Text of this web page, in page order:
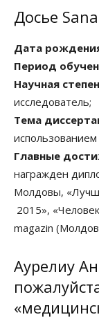
Досье
Дата
Период
Научная
исследователь;
Тема
Главные
награжден
Молдовы,
2015»,
magazin
Аурелиу